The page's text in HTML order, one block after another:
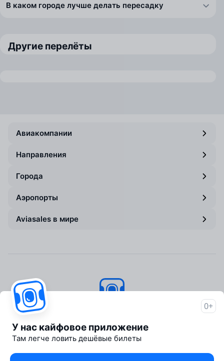
В каком городе лучше делать пересадку
Другие перелёты
Авиакомпании
Направления
Города
Аэропорты
Aviasales в мире
Об Авиасейлс
Пресс‑центр
Travelpayouts
0+
У нас кайфовое приложение
Там легче ловить дешёвые билеты